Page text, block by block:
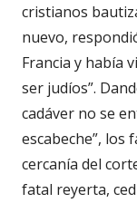
cristianos
nuevo,
Francia y había
ser judíos”.
cadáver no se
escabeche”, los
cercanía del
fatal reyerta,